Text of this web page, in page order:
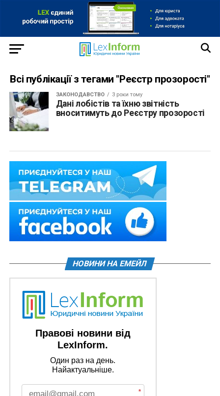
Всі публікації з тегами "Реєстр прозорості"
ЗАКОНОДАВСТВО 3 роки тому
Дані лобістів та їхню звітність
вноситимуть до Реєстру прозорості
НОВИНИ НА ЕМЕЙЛ
Правові новини від
LexInform.
Один раз на день.
Найактуальніше.
*